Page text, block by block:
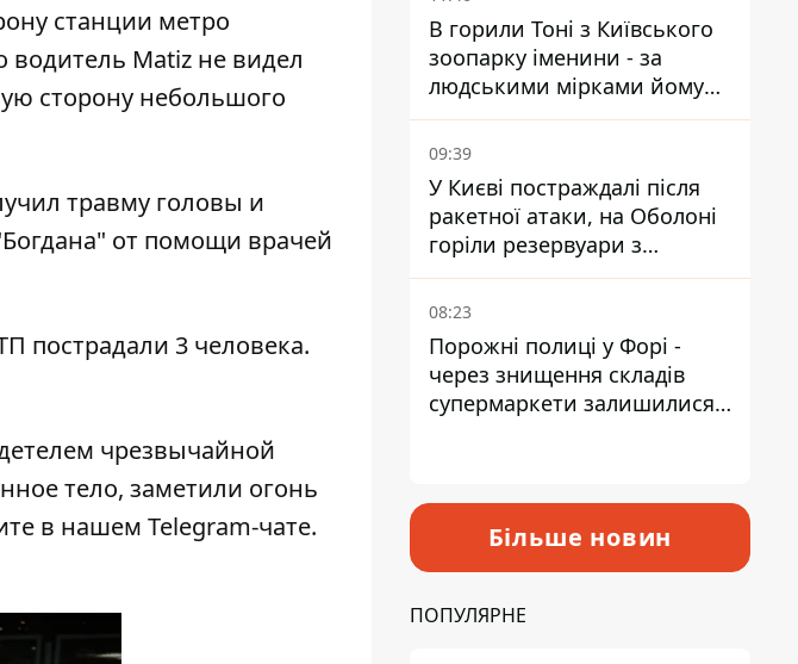
станции метро
водитель Matiz не видел
сторону небольшого
травму головы и
от помощи врачей
пострадали 3 человека.
чрезвычайной
тело, заметили огонь
в нашем Telegram-чате.
В горили Тоні з Київського
зоопарку іменини - за
людськими мірками йому
вже понад 90 років
09:39
У Києві постраждалі після
ракетної атаки, на Оболоні
горіли резервуари з
паливом
08:23
Порожні полиці у Форі -
через знищення складів
супермаркети залишилися
Більше новин
ПОПУЛЯРНЕ